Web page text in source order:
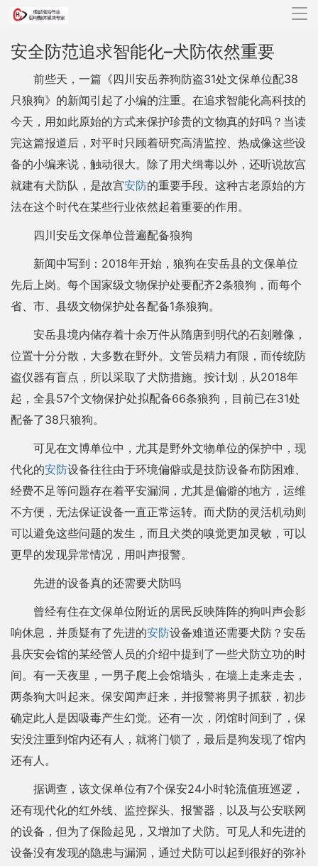
导
安全防范追求智能化–犬防依然重要
前些天，一篇《四川安岳养狗防盗31处文保单位配38
只狼狗》的新闻引起了小编的注重。在追求智能化高科技的
今天，用如此原始的方式来保护珍贵的文物真的好吗？当读
完这篇报道后，对平时只顾着研究高清监控、热成像这些设
备的小编来说，触动很大。除了用犬缉毒以外，还听说故宫
就建有犬防队，是故宫安防的重要手段。这种古老原始的方
法在这个时代在某些行业依然起着重要的作用。
四川安岳文保单位普遍配备狼狗
新闻中写到：2018年开始，狼狗在安岳县的文保单位
先后上岗。每个国家级文物保护处要配齐2条狼狗，而每个
省、市、县级文物保护处各配备1条狼狗。
安岳县境内储存着十余万件从隋唐到明代的石刻雕像，
位置十分分散，大多数在野外。文管员精力有限，而传统防
盗仪器有盲点，所以采取了犬防措施。按计划，从2018年
起，全县57个文物保护处拟配备66条狼狗，目前已在31处
配备了38只狼狗。
可见在文博单位中，尤其是野外文物单位的保护中，现
代化的安防设备往往由于环境偏僻或是技防设备布防困难、
经费不足等问题存在着平安漏洞，尤其是偏僻的地方，运维
不方便，无法保证设备一直正常运转。而犬防的灵活机动则
可以避免这些问题的发生，而且犬类的嗅觉更加灵敏，可以
更早的发现异常情况，用叫声报警。
先进的设备真的还需要犬防吗
曾经有住在文保单位附近的居民反映阵阵的狗叫声会影
响休息，并质疑有了先进的安防设备难道还需要犬防？安岳
县庆安会馆的某经管人员的介绍中提到了一些犬防立功的时
间。有一天夜里，一男子爬上会馆墙头，在墙上走来走去，
两条狗大叫起来。保安闻声赶来，并报警将男子抓获，初步
确定此人是因吸毒产生幻觉。还有一次，闭馆时间到了，保
安没注重到馆内还有人，就将门锁了，最后是狗发现了馆内
还有人。
据调查，该文保单位有7个保安24小时轮流值班巡逻，
还有现代化的红外线、监控探头、报警器，以及与公安联网
的设备，但为了保险起见，又增加了犬防。可见人和先进的
设备没有发现的隐患与漏洞，通过犬防可以起到很好的弥补